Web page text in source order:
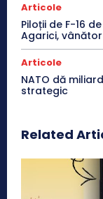
Articole
Piloții de F-16
Agarici,
Articole
NATO dă
strategic
Related